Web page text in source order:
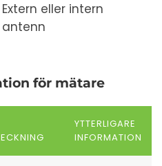
Extern eller intern
antenn
för mätare
YTTERLIGARE
INFORMATION